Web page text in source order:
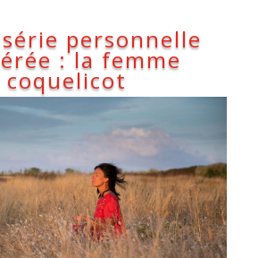
personnelle
: la femme
coquelicot